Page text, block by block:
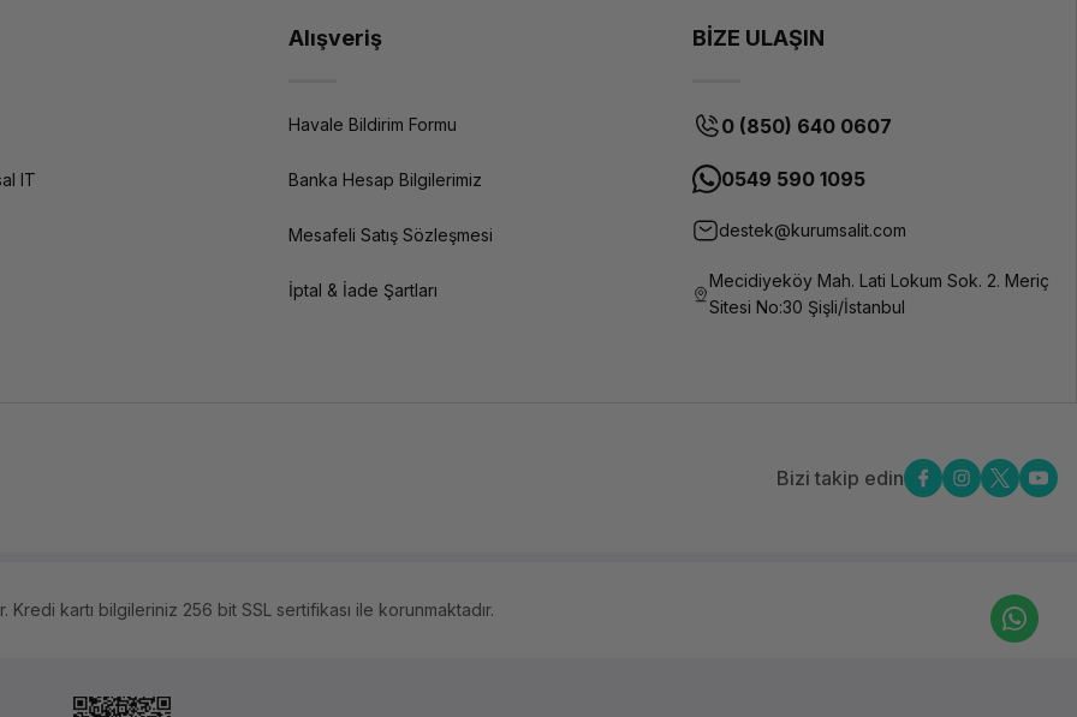
IT
Alışveriş
Havale Bildirim Formu
Banka Hesap Bilgilerimiz
Mesafeli Satış Sözleşmesi
İptal & İade Şartları
BİZE ULAŞIN
0 (850) 640 0607
0549 590 1095
destek@kurumsalit.com
Mecidiyeköy Mah. Lati Lokum Sok. 2. Meriç
Sitesi No:30 Şişli/İstanbul
Bizi takip edin
Kredi kartı bilgileriniz 256 bit SSL sertifikası ile korunmaktadır.